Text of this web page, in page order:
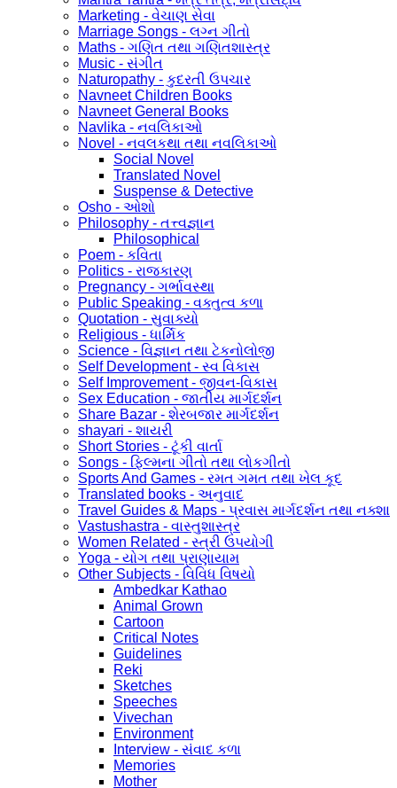
Marketing - વેચાણ સેવા
Marriage Songs - લગ્ન ગીતો
Maths - ગણિત તથા ગણિતશાસ્ત્ર
Music - સંગીત
Naturopathy - કુદરતી ઉપચાર
Navneet Children Books
Navneet General Books
Navlika - નવલિકાઓ
Novel - નવલકથા તથા નવલિકાઓ
Social Novel
Translated Novel
Suspense & Detective
Osho - ઓશો
Philosophy - તત્ત્વજ્ઞાન
Philosophical
Poem - કવિતા
Politics - રાજકારણ
Pregnancy - ગર્ભાવસ્થા
Public Speaking - વક્તુત્વ કળા
Quotation - સુવાક્યો
Religious - ધાર્મિક
Science - વિજ્ઞાન તથા ટેકનોલોજી
Self Development - સ્વ વિકાસ
Self Improvement - જીવન-વિકાસ
Sex Education - જાતીય માર્ગદર્શન
Share Bazar - શેરબજાર માર્ગદર્શન
shayari - શાયરી
Short Stories - ટૂંકી વાર્તા
Songs - ફિલ્મના ગીતો તથા લોકગીતો
Sports And Games - રમત ગમત તથા ખેલ કૂદ
Translated books - અનુવાદ
Travel Guides & Maps - પ્રવાસ માર્ગદર્શન તથા નક્શા
Vastushastra - વાસ્તુશાસ્ત્ર
Women Related - સ્ત્રી ઉપયોગી
Yoga - યોગ તથા પ્રાણાયામ
Other Subjects - વિવિધ વિષયો
Ambedkar Kathao
Animal Grown
Cartoon
Critical Notes
Guidelines
Reki
Sketches
Speeches
Vivechan
Environment
Interview - સંવાદ કળા
Memories
Mother